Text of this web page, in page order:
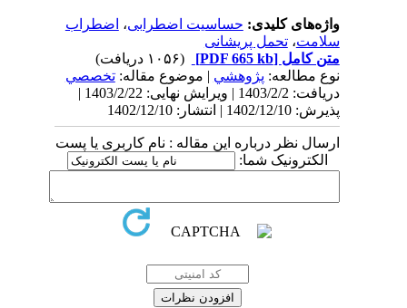
واژه‌های کلیدی:حساسیت اضطرابی،اضطراب
سلامت،تحمل پریشانی
متن کامل[PDF 665 kb]
نوع مطالعه:پژوهشي| موضوع مقاله:تخصصي
دریافت: 1403/2/2 | ویرایش نهایی: 1403/2/22 |
پذیرش: 1402/12/10 | انتشار: 1402/12/10
ارسال نظر درباره این مقاله : نام کاربری یا پست
الکترونیک شما: